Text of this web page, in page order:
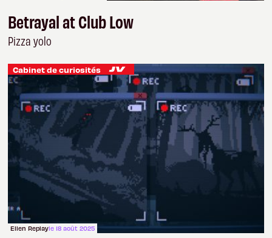
Betrayal at Club Low
Pizza yolo
Cabinet de curiosités
Ellen Replayle 18 août 2025